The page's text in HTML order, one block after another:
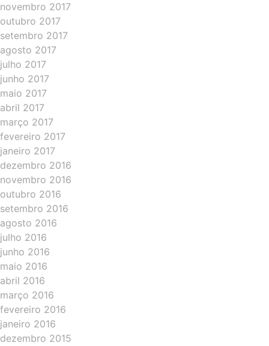
novembro 2017
outubro 2017
setembro 2017
agosto 2017
julho 2017
junho 2017
maio 2017
abril 2017
março 2017
fevereiro 2017
janeiro 2017
dezembro 2016
novembro 2016
outubro 2016
setembro 2016
agosto 2016
julho 2016
junho 2016
maio 2016
abril 2016
março 2016
fevereiro 2016
janeiro 2016
dezembro 2015